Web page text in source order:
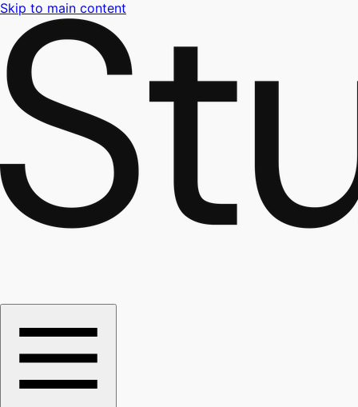
Skip to main content